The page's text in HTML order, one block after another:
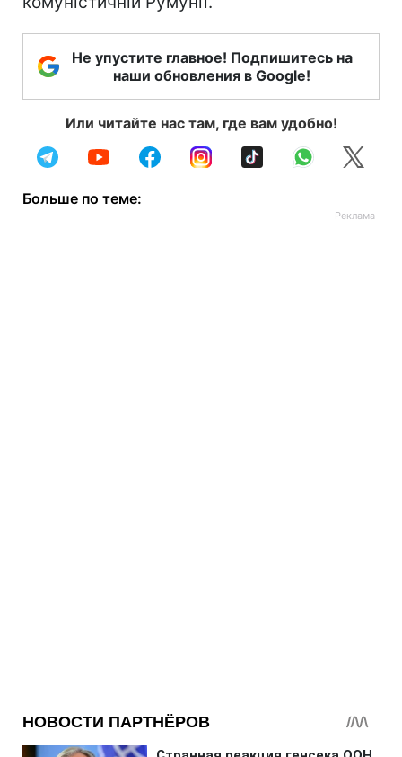
Не упустите главное! Подпишитесь на
наши обновления в Google!
Или читайте нас там, где вам удобно!
Больше по теме: